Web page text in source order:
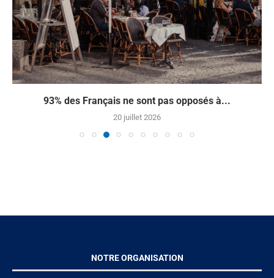
À quelques jours de la Journée mondiale sans...
28 mai 2026
NOTRE ORGANISATION